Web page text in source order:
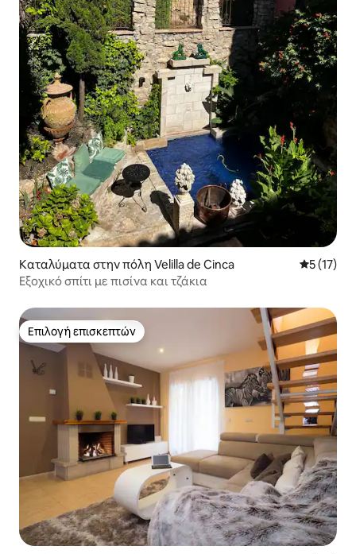
Καταλύματα στην πόλη Velilla de Cinca Μέση
5 (17)
Εξοχικό σπίτι με πισίνα και τζάκια
Επιλογή επισκεπτών
Επιλογή επισκεπτών